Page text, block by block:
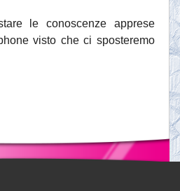
le conoscenze apprese
visto che ci sposteremo